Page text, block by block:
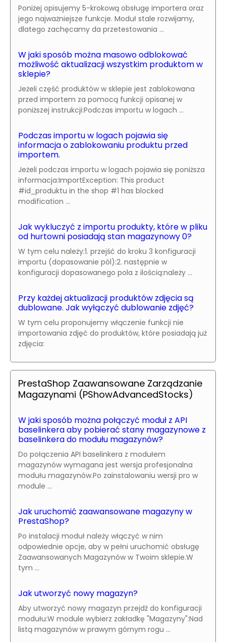
Poniżej opisujemy 5-krokową obsługę importera oraz
jego najważniejsze funkcje. Moduł stale rozwijamy,
dlatego zachęcamy da przetestowania ...
W jaki sposób można masowo odblokować
możliwość aktualizacji wszystkim produktom w
sklepie?
Jeżeli część produktów w sklepie jest zablokowana
przed importem za pomocą funkcji opisanej w
poniższej instrukcji:Podczas importu w logach ...
Podczas importu w logach pojawia się
informacja o zablokowaniu produktu przed
importem.
Jeżeli podczas importu w logach pojawia się poniższa
informacja:ImportException: This product
#id_produktu in the shop #1 has blocked
modification ...
Jak wykluczyć z importu produkty, które w pliku
od hurtowni posiadają stan magazynowy 0?
W tym celu należy:1. przejść do kroku 3 konfiguracji
importu (dopasowanie pól):2. następnie w
konfiguracji dopasowanego pola z ilością:należy ...
Przy każdej aktualizacji produktów zdjęcia są
dublowane. Jak wyłączyć dublowanie zdjęć?
W tym celu proponujemy włączenie funkcji nie
importowania zdjęć do produktów, które posiadają już
zdjęcia:
PrestaShop Zaawansowane Zarządzanie
Magazynami (PShowAdvancedStocks)
W jaki sposób można połączyć moduł z API
baselinkera aby pobierać stany magazynowe z
baselinkera do modułu magazynów?
Do połączenia API baselinkera z modułem
magazynów wymagana jest wersja profesjonalna
modułu magazynów.Po zainstalowaniu wersji pro w
module ...
Jak uruchomić zaawansowane magazyny w
PrestaShop?
Po instalacji moduł należy włączyć w nim
odpowiednie opcje, aby w pełni uruchomić obsługę
Zaawansowanych Magazynów w Twoim sklepie.W
tym ...
Jak utworzyć nowy magazyn?
Aby utworzyć nowy magazyn przejdź do konfiguracji
modułu:W module wybierz zakładkę "Magazyny":Nad
listą magazynów w prawym górnym rogu ...